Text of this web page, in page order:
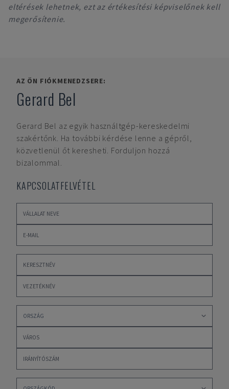
eltérések lehetnek, ezt az értékesítési képviselőnek kell
megerősítenie.
AZ ÖN FIÓKMENEDZSERE:
Gerard Bel
Gerard Bel az egyik használtgép-kereskedelmi
szakértőnk. Ha további kérdése lenne a gépről,
közvetlenül őt keresheti. Forduljon hozzá
bizalommal.
KAPCSOLATFELVÉTEL